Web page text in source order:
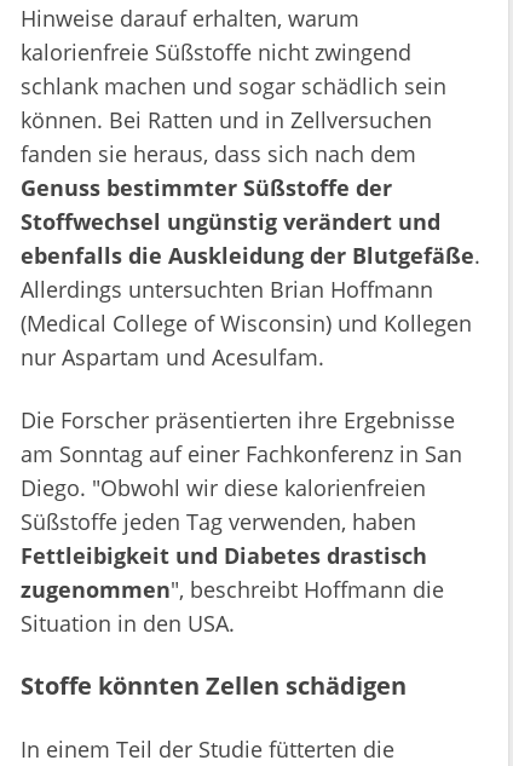
Hinweise darauf erhalten, warum
kalorienfreie Süßstoffe nicht zwingend
schlank machen und sogar schädlich sein
können. Bei Ratten und in Zellversuchen
fanden sie heraus, dass sich nach dem
Genuss bestimmter Süßstoffe der
Stoffwechsel ungünstig verändert und
ebenfalls die Auskleidung der Blutgefäße.
Allerdings untersuchten Brian Hoffmann
(Medical College of Wisconsin) und Kollegen
nur Aspartam und Acesulfam.
Die Forscher präsentierten ihre Ergebnisse
am Sonntag auf einer Fachkonferenz in San
Diego. "Obwohl wir diese kalorienfreien
Süßstoffe jeden Tag verwenden, haben
Fettleibigkeit und Diabetes drastisch
zugenommen", beschreibt Hoffmann die
Situation in den USA.
Stoffe könnten Zellen schädigen
In einem Teil der Studie fütterten die